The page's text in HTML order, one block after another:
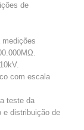
de
medições
com escala
teste da
e distribuição de